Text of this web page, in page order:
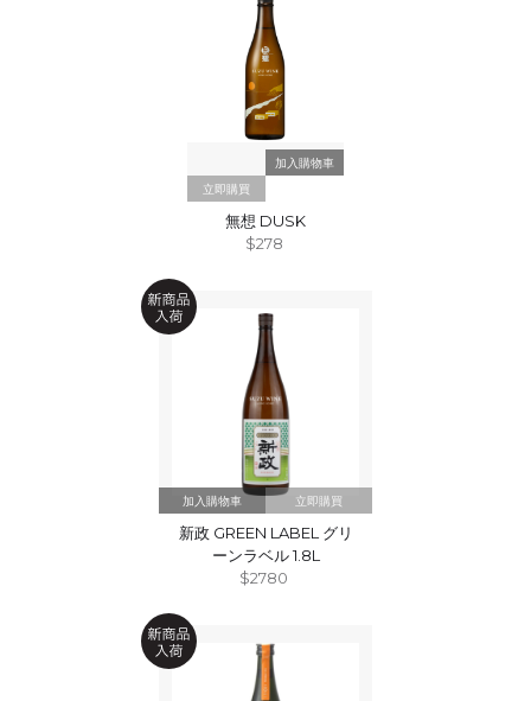
立即購買
無想 DUSK
$278
立即購買
新政 GREEN LABEL グリ
ーンラベル 1.8L
$2780